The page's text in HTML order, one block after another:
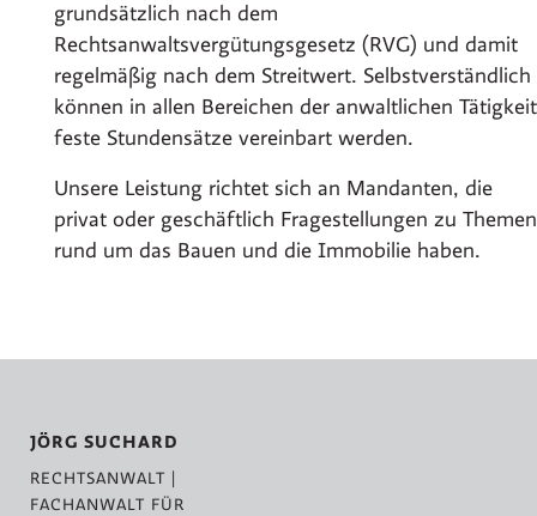
grundsätzlich nach dem
Rechtsanwaltsvergütungsgesetz (RVG) und damit
regelmäßig nach dem Streitwert. Selbstverständlich
können in allen Bereichen der anwaltlichen Tätigkeit
feste Stundensätze vereinbart werden.
Unsere Leistung richtet sich an Mandanten, die
privat oder geschäftlich Fragestellungen zu Themen
rund um das Bauen und die Immobilie haben.
JÖRG SUCHARD
RECHTSANWALT |
FACHANWALT FÜR